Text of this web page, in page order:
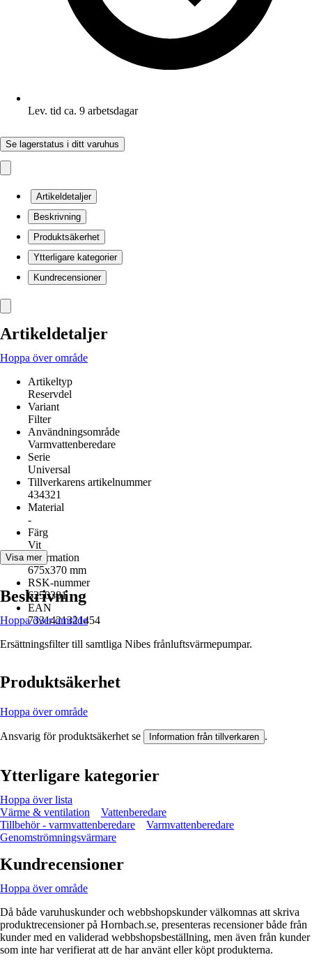
Lev. tid ca. 9 arbetsdagar
Se lagerstatus i ditt varuhus
Artikeldetaljer
Beskrivning
Produktsäkerhet
Ytterligare kategorier
Kundrecensioner
Artikeldetaljer
Hoppa över område
Artikeltyp
Reservdel
Variant
Filter
Användningsområde
Varmvattenberedare
Serie
Universal
Tillverkarens artikelnummer
434321
Material
-
Färg
Vit
Information
675x370 mm
RSK-nummer
6250381
EAN
7331421321454
Visa mer
Beskrivning
Hoppa över område
Ersättningsfilter till samtliga Nibes frånluftsvärmepumpar.
Produktsäkerhet
Hoppa över område
Ansvarig för produktsäkerhet se Information från tillverkaren .
Ytterligare kategorier
Hoppa över lista
Värme & ventilation
Vattenberedare
Tillbehör - varmvattenberedare
Varmvattenberedare
Genomströmningsvärmare
Kundrecensioner
Hoppa över område
Då både varuhuskunder och webbshopskunder välkomnas att skriva
produktrecensioner på Hornbach.se, presenteras recensioner både från
kunder med en validerad webbshopsbeställning, men även från kunder
som inte har verifierat att de har använt eller köpt produkterna.